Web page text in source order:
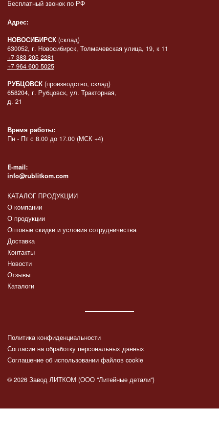
Бесплатный звонок по РФ
Адрес:
НОВОСИБИРСК (склад)
630052, г. Новосибирск, Толмачевская улица, 19, к 11
+7 383 205 2281
+7 964 600 5025
РУБЦОВСК (производство, склад)
658204, г. Рубцовск, ул. Тракторная,
д. 21
Время работы:
Пн - Пт с 8.00 до 17.00 (МСК +4)
E-mail:
info@rublitkom.com
КАТАЛОГ ПРОДУКЦИИ
О компании
О продукции
Оптовые скидки и условия сотрудничества
Доставка
Контакты
Новости
Отзывы
Каталоги
Политика конфиденциальности
Согласие на обработку персональных данных
Соглашение об использовании файлов cookie
© 2026 Завод ЛИТКОМ (ООО "Литейные детали")